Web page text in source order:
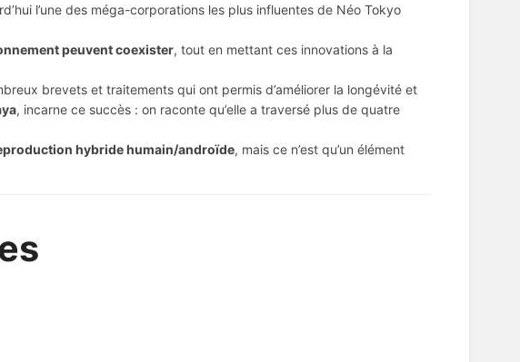
l’une des méga-corporations les plus influentes de Néo Tokyo
peuvent coexister, tout en mettant ces innovations à la
brevets et traitements qui ont permis d’améliorer la longévité et
, incarne ce succès : on raconte qu’elle a traversé plus de quatre
hybride humain/androïde, mais ce n’est qu’un élément